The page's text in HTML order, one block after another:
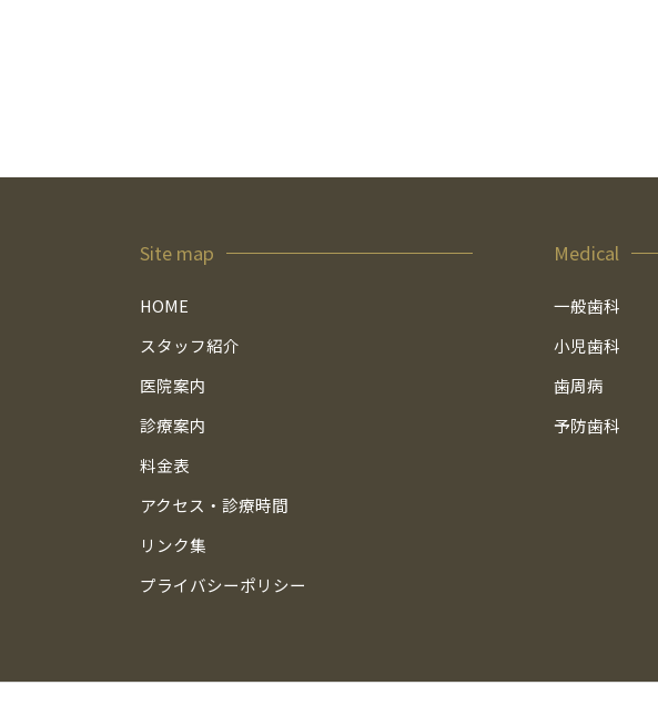
Site map
HOME
スタッフ紹介
医院案内
診療案内
料金表
アクセス・診療時間
リンク集
プライバシーポリシー
Medical
一般歯科
小児歯科
歯周病
予防歯科